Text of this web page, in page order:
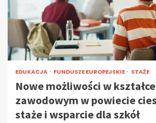
EDUKACJA FUNDUSZE EUROPEJSKIE STAŻE
Nowe możliwości w
zawodowym w powiecie
staże i wsparcie dla szkół